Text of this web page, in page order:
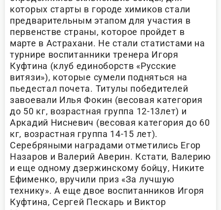
которых старты в городе химиков стали
предварительным этапом для участия в
первенстве страны, которое пройдет в
марте в Астрахани. Не стали статистами на
турнире воспитанники тренера Игоря
Куфтина (клуб единоборств «Русские
витязи»), которые сумели подняться на
пьедестал почета. Титулы победителей
завоевали Илья Фокин (весовая категория
до 50 кг, возрастная группа 12-13лет) и
Аркадий Нисневич (весовая категория до 60
кг, возрастная группа 14-15 лет).
Серебряными наградами отметились Егор
Назаров и Валерий Аверин. Кстати, Валерию
и еще одному дзержинскому бойцу, Никите
Ефименко, вручили приз «За лучшую
технику». А еще двое воспитанников Игоря
Куфтина, Сергей Пескарь и Виктор